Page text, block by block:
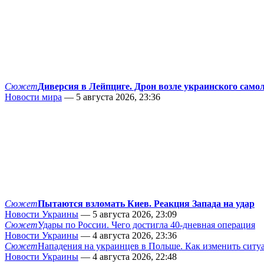
СюжетДиверсия в Лейпциге. Дрон возле украинского
Новости мира — 5 августа 2026, 23:36
СюжетПытаются взломать Киев. Реакция Запада на удар
Новости Украины — 5 августа 2026, 23:09
СюжетУдары по России. Чего достигла 40-дневная операция
Новости Украины — 4 августа 2026, 23:36
СюжетНападения на украинцев в Польше. Как изменить
Новости Украины — 4 августа 2026, 22:48